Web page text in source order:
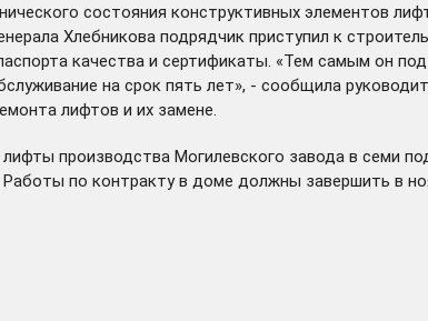
состояния конструктивных элементов
Хлебникова подрядчик приступил к
качества и сертификаты. «Тем самым он
на срок пять лет», - сообщила
лифтов и их замене.
производства Могилевского завода в семи
по контракту в доме должны завершить в